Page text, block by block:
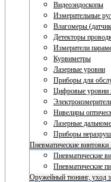
Видеоэндоскопы
Измерительные
Влагомеры
Детекторы
Измерители
Курвиметры
Лазерные уровни
Приборы для
Цифровые уровни
Нивелиры
Лазерные
Приборы
Пневматические винтовки
Пневматические
Пневматические
Оружейный тюнинг, уход